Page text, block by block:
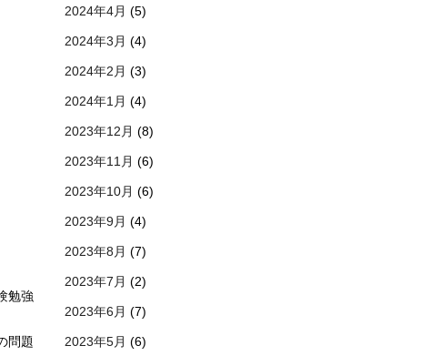
勉強
問題
2024年4月 (5)
2024年3月 (4)
2024年2月 (3)
2024年1月 (4)
2023年12月 (8)
2023年11月 (6)
2023年10月 (6)
2023年9月 (4)
2023年8月 (7)
2023年7月 (2)
2023年6月 (7)
2023年5月 (6)